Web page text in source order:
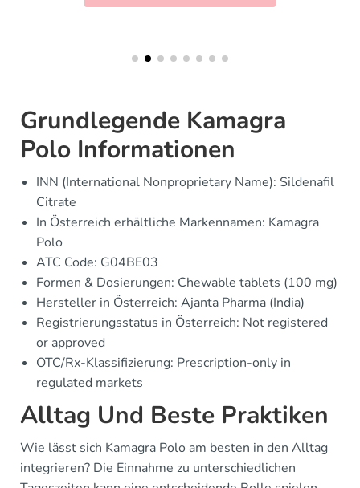
Grundlegende Kamagra
Polo Informationen
INN (International Nonproprietary Name): Sildenafil
Citrate
In Österreich erhältliche Markennamen: Kamagra
Polo
ATC Code: G04BE03
Formen & Dosierungen: Chewable tablets (100 mg)
Hersteller in Österreich: Ajanta Pharma (India)
Registrierungsstatus in Österreich: Not registered
or approved
OTC/Rx-Klassifizierung: Prescription-only in
regulated markets
Alltag Und Beste Praktiken
Wie lässt sich Kamagra Polo am besten in den Alltag
integrieren? Die Einnahme zu unterschiedlichen